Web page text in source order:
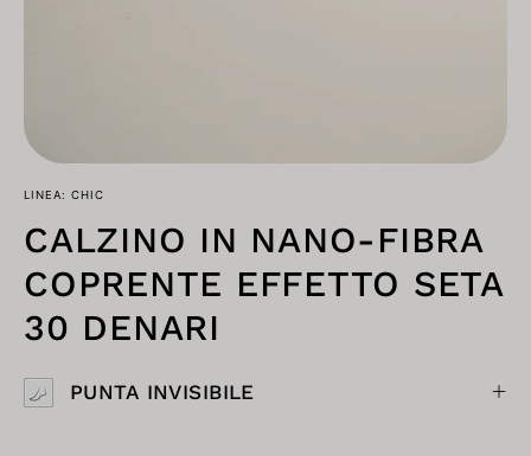
LINEA: CHIC
CALZINO IN NANO-FIBRA
COPRENTE EFFETTO SETA
30 DENARI
PUNTA INVISIBILE